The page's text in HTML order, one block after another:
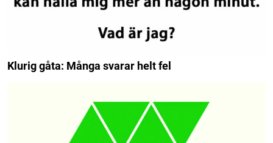
Klurig gåta: Många svarar helt fel